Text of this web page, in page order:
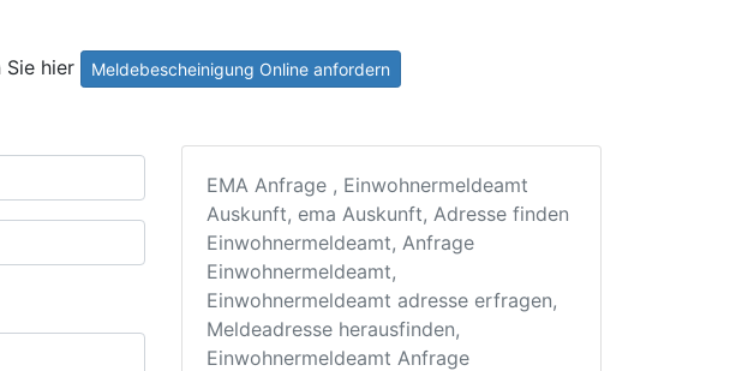
Sie hier Meldebescheinigung Online anfordern
EMA Anfrage , Einwohnermeldeamt
Auskunft, ema Auskunft, Adresse finden
Einwohnermeldeamt, Anfrage
Einwohnermeldeamt,
Einwohnermeldeamt adresse erfragen,
Meldeadresse herausfinden,
Einwohnermeldeamt Anfrage